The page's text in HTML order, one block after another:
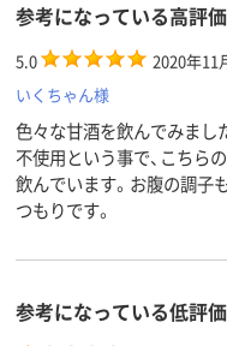
参考になっている高評
5.0
2020年11
いくちゃん様
色々な甘酒を飲んでみまし
不使用という事で、こちら
飲んでいます。お腹の調子
つもりです。
参考になっている低評